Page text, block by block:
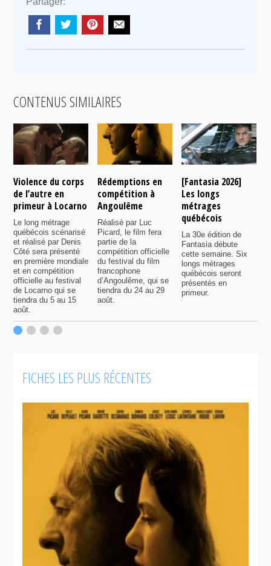
CONTENUS SIMILAIRES
Violence du corps
de l’autre en
primeur à Locarno
Le long métrage
québécois scénarisé
et réalisé par Denis
Côté sera présenté
en première mondiale
et en compétition
officielle au festival
de Locarno qui se
tiendra du 5 au 15
août.
Rédemptions en
compétition à
Angoulême
Réalisé par Luc
Picard, le film fera
partie de la
compétition officielle
du festival du film
francophone
d’Angoulême, qui se
tiendra du 24 au 29
août.
[Fantasia 2026]
Les longs
métrages
québécois
La 30e édition de
Fantasia débute
cette semaine. Six
longs métrages
québécois seront
présentés en
primeur.
FICHES LES PLUS RÉCENTES